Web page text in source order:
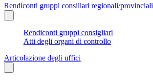
Rendiconti gruppi consiliari regionali/provinciali
Rendiconti gruppi consigliari
Atti degli organi di controllo
Articolazione degli uffici